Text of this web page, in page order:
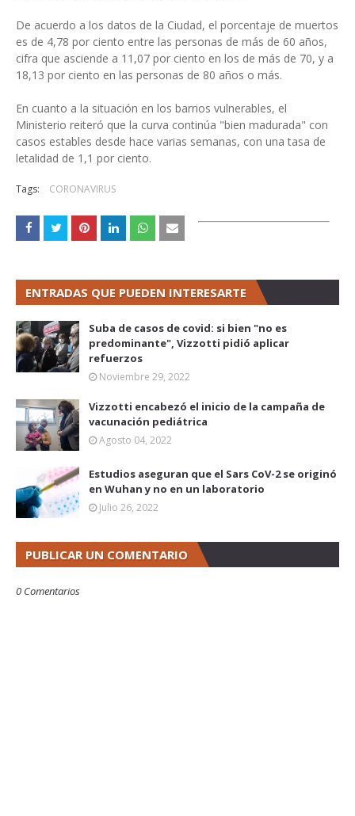
De acuerdo a los datos de la Ciudad, el porcentaje de muertos
es de 4,78 por ciento entre las personas de más de 60 años,
cifra que asciende a 11,07 por ciento en los de más de 70, y a
18,13 por ciento en las personas de 80 años o más.
En cuanto a la situación en los barrios vulnerables, el
Ministerio reiteró que la curva continúa "bien madurada" con
casos estables desde hace varias semanas, con una tasa de
letalidad de 1,1 por ciento.
Tags: CORONAVIRUS
ENTRADAS QUE PUEDEN INTERESARTE
Suba de casos de covid: si bien "no es
predominante", Vizzotti pidió aplicar
refuerzos
Noviembre 29, 2022
Vizzotti encabezó el inicio de la campaña de
vacunación pediátrica
Agosto 04, 2022
Estudios aseguran que el Sars CoV-2 se originó
en Wuhan y no en un laboratorio
Julio 26, 2022
PUBLICAR UN COMENTARIO
0 Comentarios